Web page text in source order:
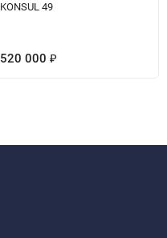
KONSUL 49
520 000 ₽